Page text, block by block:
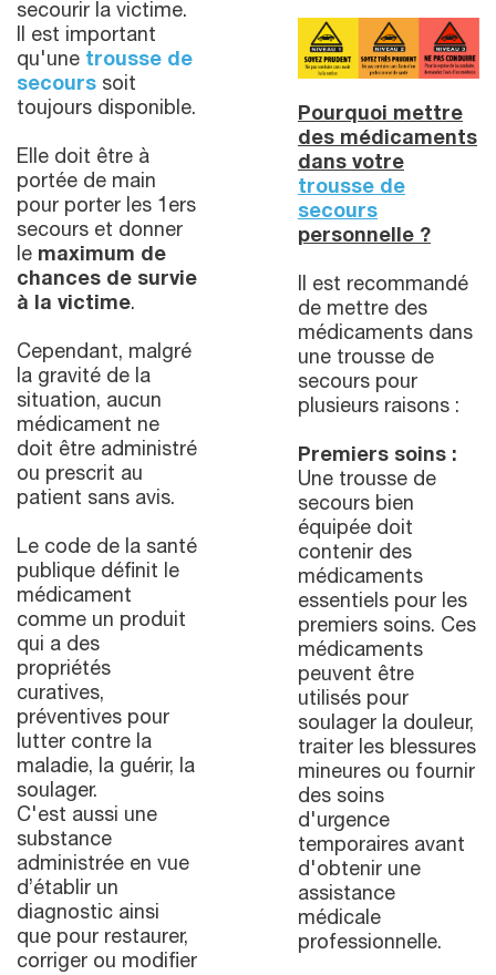
secourir la victime.
Il est important
qu'une trousse de
secours soit
toujours disponible.
Elle doit être à
portée de main
pour porter les 1ers
secours et donner
le maximum de
chances de survie
à la victime.
Cependant, malgré
la gravité de la
situation, aucun
médicament ne
doit être administré
ou prescrit au
patient sans avis.
Le code de la santé
publique définit le
médicament
comme un produit
qui a des
propriétés
curatives,
préventives pour
lutter contre la
maladie, la guérir, la
soulager.
C'est aussi une
substance
administrée en vue
d’établir un
diagnostic ainsi
que pour restaurer,
corriger ou modifier
Pourquoi mettre
des médicaments
dans votre
trousse de
secours
personnelle ?
Il est recommandé
de mettre des
médicaments dans
une trousse de
secours pour
plusieurs raisons :
Premiers soins :
Une trousse de
secours bien
équipée doit
contenir des
médicaments
essentiels pour les
premiers soins. Ces
médicaments
peuvent être
utilisés pour
soulager la douleur,
traiter les blessures
mineures ou fournir
des soins
d'urgence
temporaires avant
d'obtenir une
assistance
médicale
professionnelle.